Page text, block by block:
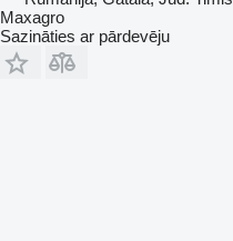
Maxagro
Sazināties ar pārdevēju